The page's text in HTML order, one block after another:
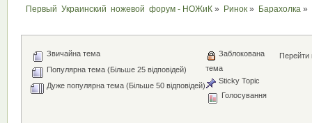
Первый  Украинский  ножевой  форум - НОЖиК » Ринок » Барахолка »
Перейти
Звичайна тема
Популярна тема (Більше 25 відповідей)
Дуже популярна тема (Більше 50 відповідей)
Заблокована
тема
Sticky Topic
Голосування